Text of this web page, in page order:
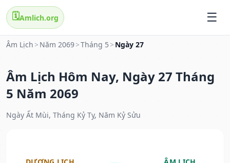
🗓️Amlich.org
Âm Lịch > Năm 2069>Tháng 5 > Ngày 27
Âm Lịch Hôm Nay, Ngày 27 Tháng
5 Năm 2069
Ngày Ất Mùi, Tháng Kỷ Tỵ, Năm Kỷ Sửu